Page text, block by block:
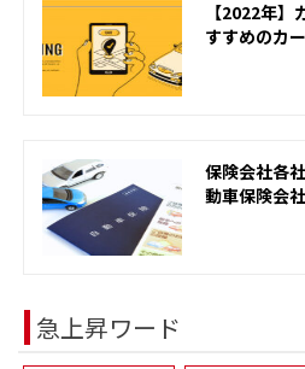
【2022年
すすめのカ
保険会社各
動車保険会
急上昇ワード